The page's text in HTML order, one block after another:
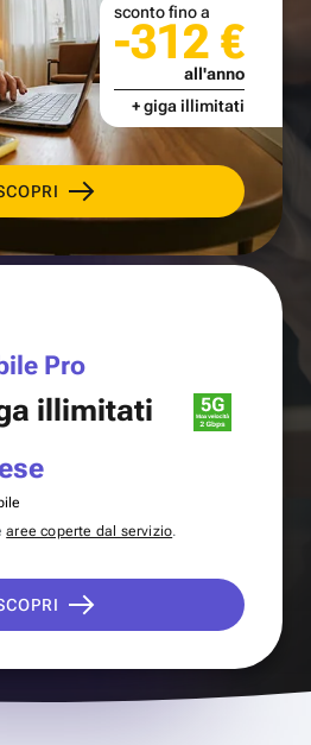
sconto fino a
-312 €
all'anno
+ giga illimitati
Pro
illimitati
aree coperte dal servizio.